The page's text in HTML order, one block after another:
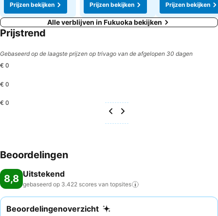
Prijzen bekijken
Prijzen bekijken
Prijzen bekijken
Alle verblijven in Fukuoka bekijken
Prijstrend
Gebaseerd op de laagste prijzen op trivago van de afgelopen 30 dagen
€ 0
€ 0
€ 0
Beoordelingen
8,8 Uitstekend
gebaseerd op 3.422 scores van topsites
Beoordelingenoverzicht